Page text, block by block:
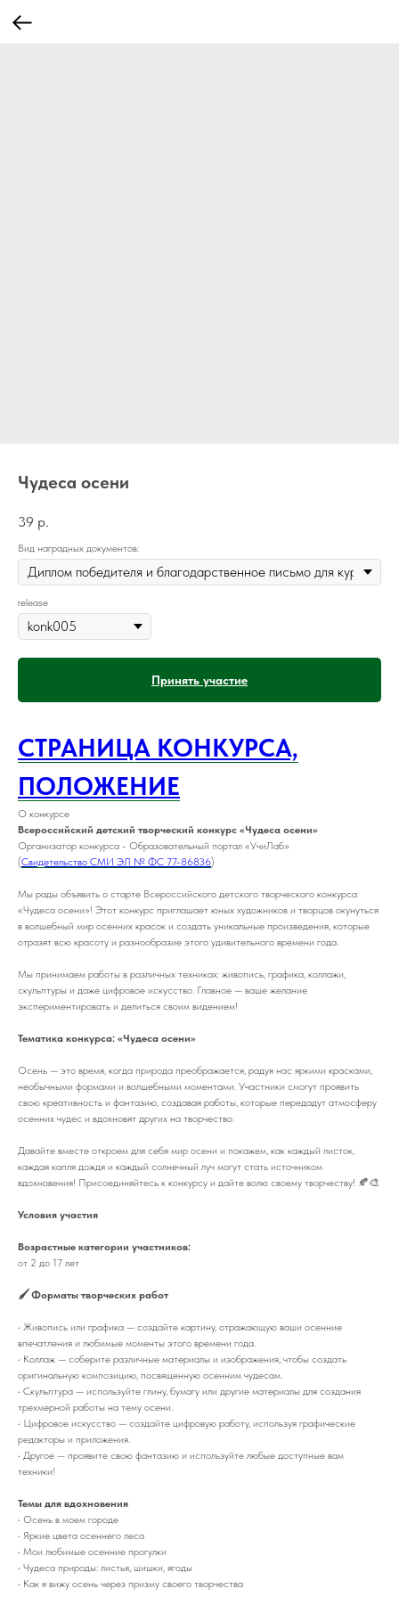
Чудеса осени
39 р.
Вид наградных документов:
release
Принять участие
СТРАНИЦА КОНКУРСА,
ПОЛОЖЕНИЕ
О конкурсе
Всероссийский детский творческий конкурс «Чудеса осени»
Организатор конкурса - Образовательный портал «УчиЛаб»
(Свидетельство СМИ ЭЛ № ФС 77-86836)
Мы рады объявить о старте Всероссийского детского творческого конкурса
«Чудеса осени»! Этот конкурс приглашает юных художников и творцов окунуться
в волшебный мир осенних красок и создать уникальные произведения, которые
отразят всю красоту и разнообразие этого удивительного времени года.
Мы принимаем работы в различных техниках: живопись, графика, коллажи,
скульптуры и даже цифровое искусство. Главное — ваше желание
экспериментировать и делиться своим видением!
Тематика конкурса: «Чудеса осени»
Осень — это время, когда природа преображается, радуя нас яркими красками,
необычными формами и волшебными моментами. Участники смогут проявить
свою креативность и фантазию, создавая работы, которые передадут атмосферу
осенних чудес и вдохновят других на творчество.
Давайте вместе откроем для себя мир осени и покажем, как каждый листок,
каждая капля дождя и каждый солнечный луч могут стать источником
вдохновения! Присоединяйтесь к конкурсу и дайте волю своему творчеству! 🍂🎨
Условия участия
Возрастные категории участников:
от 2 до 17 лет
🖌 Форматы творческих работ
• Живопись или графика — создайте картину, отражающую ваши осенние
впечатления и любимые моменты этого времени года.
• Коллаж — соберите различные материалы и изображения, чтобы создать
оригинальную композицию, посвященную осенним чудесам.
• Скульптура — используйте глину, бумагу или другие материалы для создания
трехмерной работы на тему осени.
• Цифровое искусство — создайте цифровую работу, используя графические
редакторы и приложения.
• Другое — проявите свою фантазию и используйте любые доступные вам
техники!
Темы для вдохновения
• Осень в моем городе
• Яркие цвета осеннего леса
• Мои любимые осенние прогулки
• Чудеса природы: листья, шишки, ягоды
• Как я вижу осень через призму своего творчества